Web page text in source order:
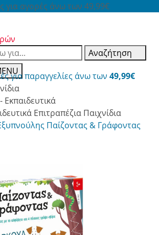
για αγορές άνω των 49,99€
Αναζήτηση
για παραγγελίες άνω των 49,99€
Εκπαιδευτικά
Επιτραπέζια Παιχνίδια
Παίζοντας & Γράφοντας